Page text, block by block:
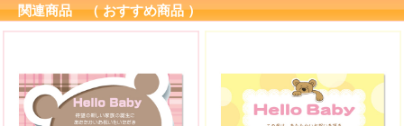
関連商品 （ おすすめ商品 ）